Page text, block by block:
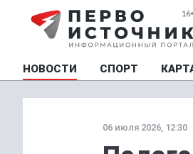
НОВОСТИ СПОРТ
06 июля 2026, 12:30